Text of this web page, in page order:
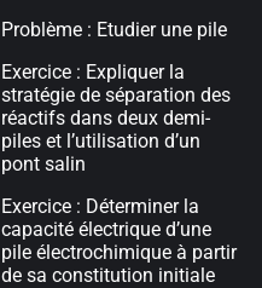
Problème : Etudier une pile
Exercice : Expliquer la
stratégie de séparation des
réactifs dans deux demi-
piles et l’utilisation d’un
pont salin
Exercice : Déterminer la
capacité électrique d’une
pile électrochimique à partir
de sa constitution initiale